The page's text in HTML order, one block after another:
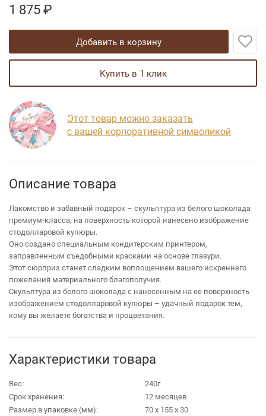
1 875₽
добавить в корзину
купить в 1 клик
Этот товар можно заказать
с вашей корпоративной символикой
Описание товара
Лакомство и забавный подарок – скульптура из белого шоколада
премиум-класса, на поверхность которой нанесено изображение
стодолларовой купюры.
Оно создано специальным кондитерским принтером,
заправленным съедобными красками на основе глазури.
Этот сюрприз станет сладким воплощением вашего искреннего
пожелания материального благополучия.
Скульптура из белого шоколада с нанесенным на ее поверхность
изображением стодолларовой купюры – удачный подарок тем,
кому вы желаете богатства и процветания.
Характеристики товара
Вес:
240г
Срок хранения:
12 месяцев
Размер в упаковке (мм):
70 х 155 х 30